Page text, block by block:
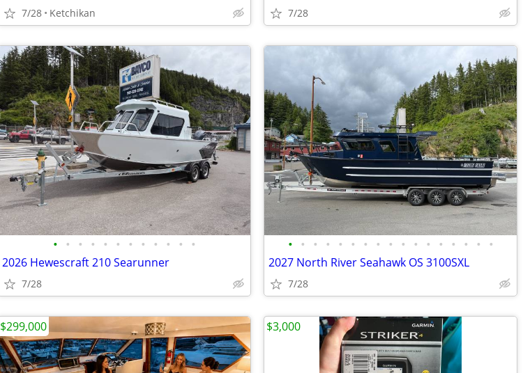
7/28 Ketchikan 7/28
• • • • • • • • • • • •
2026 Hewescraft 210 Searunner
7/28
• • • • • • • • • • • • • • • • •
2027 North River Seahawk OS 3100SXL
7/28
$299,000 $3,000